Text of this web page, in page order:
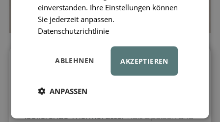
Frisches Essen immer griffbereit
Isolierte Lunchtasche Toby
ist der ideale Begleiter für Kindergarten,
isolierende Thermofutterhält Speisen und
einverstanden. Ihre Einstellungen können
Sie jederzeit anpassen.
Datenschutzrichtlinie
AKZEPTIEREN
ABLEHNEN
ANPASSEN